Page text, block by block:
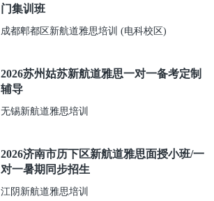
门集训班
成都郫都区新航道雅思培训 (电科校区)
2026苏州姑苏新航道雅思一对一备考定制
辅导
无锡新航道雅思培训
2026济南市历下区新航道雅思面授小班/一
对一暑期同步招生
江阴新航道雅思培训